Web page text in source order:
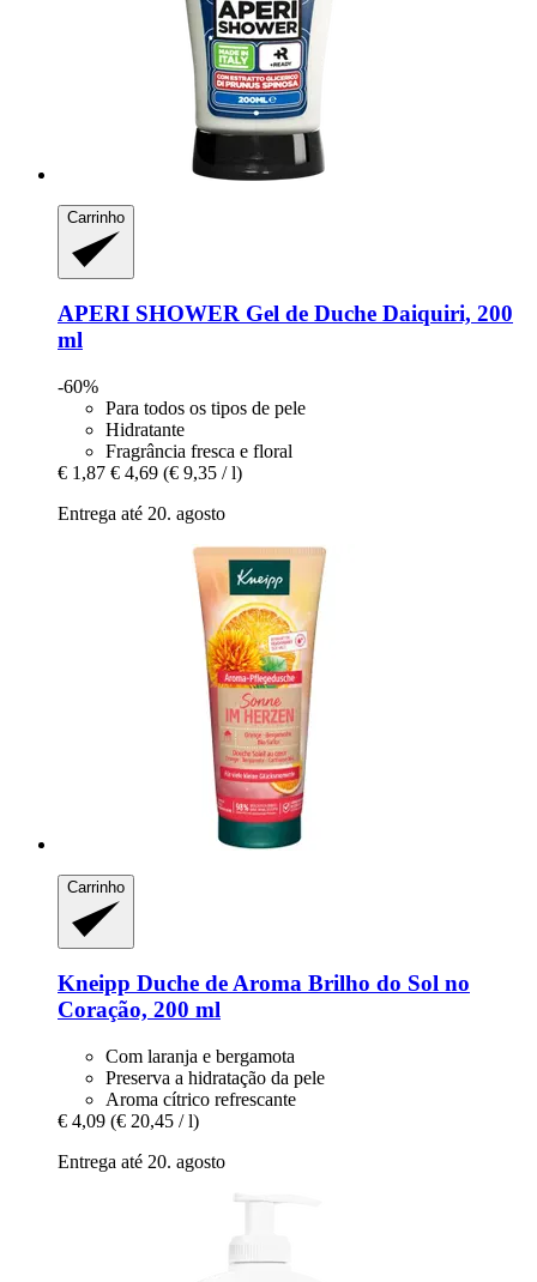
Carrinho
APERI SHOWER Gel de Duche Daiquiri, 200
ml
-60%
Para todos os tipos de pele
Hidratante
Fragrância fresca e floral
€ 1,87 € 4,69 (€ 9,35 / l)
Entrega até 20. agosto
Carrinho
Kneipp Duche de Aroma Brilho do Sol no
Coração, 200 ml
Com laranja e bergamota
Preserva a hidratação da pele
Aroma cítrico refrescante
€ 4,09 (€ 20,45 / l)
Entrega até 20. agosto